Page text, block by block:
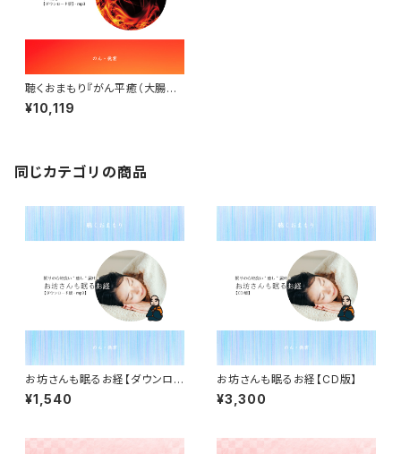
聴くおまもり『がん平癒（大腸が
ん）』ダウンロード版
¥10,119
同じカテゴリの商品
お坊さんも眠るお経【ダウンロ
ード版】
¥1,540
お坊さんも眠るお経【CD版】
¥3,300